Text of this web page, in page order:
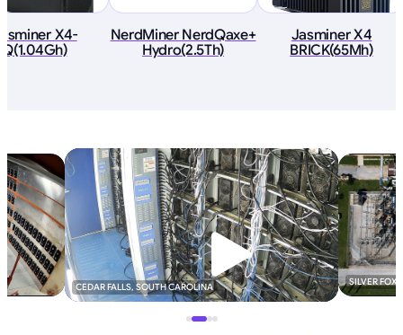
X4-
Q(1.04Gh)
NerdMiner NerdQaxe+
Hydro(2.5Th)
Jasminer X4
BRICK(65Mh)
CEDAR FALLS, SOUTH CAROLINA SILVER FOX